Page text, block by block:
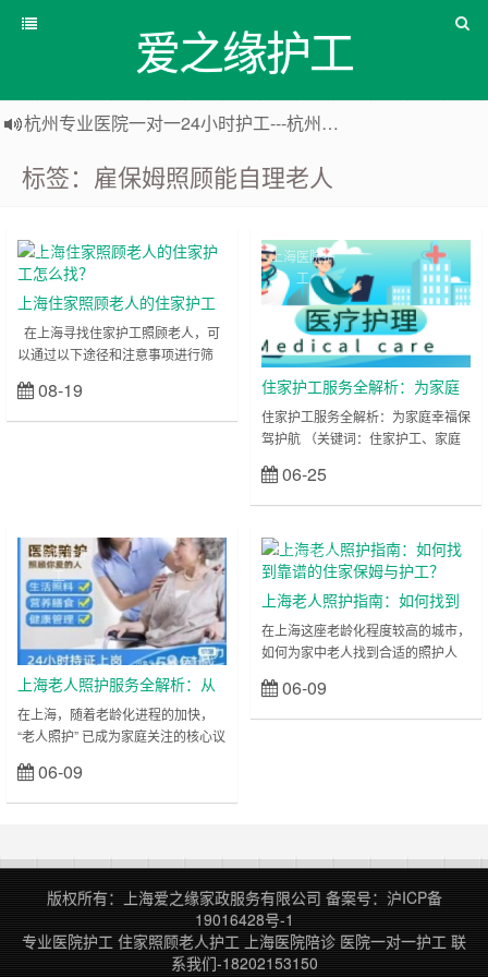
爱之缘护工
杭州专业医院一对一24小时护工---杭州爱之缘护工 18202153150
上海住家一对一护工---上海爱之缘护工 18202153150
标签：雇保姆照顾能自理老人
住家护工
上海住家照顾老人的住家护工
怎么找？
在上海寻找住家护工照顾老人，可
以通过以下途径和注意事项进行筛
的服务人员： 一、 寻找护工的渠道
1. 专业家政机构：选择正规、有资
查看护工简历、服务评价、资质证
书，并支持线上预约和支付。 3……
08-19
上海医院护
工
住家护工服务全解析：为家庭
幸福保驾护航
住家护工服务全解析：为家庭幸福保
驾护航 （关键词：住家护工、家庭
18202153150） 随着老龄化社会的
到来和家庭结构的转变，越来越多的
期护理需求。住家护工服务作为一项
专业化、人性化的解决方案，正成为
现代家庭不可或缺的“安心守护者”。
本文将深度解析住家护工的核心价
值、服务优势，并重点推荐上海地区
标杆品牌——上海爱之缘家政护工，
电……
06-25
上海医院护
工
上海老人照护服务全解析：从
需求匹配到专业选择
在上海，随着老龄化进程的加快，
“老人照护” 已成为家庭关注的核心议
“失能老人护工”，亦或是 “住家照顾
老人” 的需求，都需要专业、可靠的
类型、选择要点及优质品牌推荐。
一、多维场景下的老人照护需求分类
上海老人照护需求呈现显著的分层特
征，可按以下维度细分： 按老人自
理能力划分 自理老人：侧重生活
06-09
上海医院护
工
上海老人照护指南：如何找到
靠谱的住家保姆与护工？
在上海这座老龄化程度较高的城市，
如何为家中老人找到合适的照护人
“高龄老人医疗护理” 到 “独居老人陪
护”，从 “住家保姆” 到 “24 小时护
多元化照护场景 医院场景：住院
陪……
06-09
版权所有：上海爱之缘家政服务有限公司 备案号： 沪ICP备
19016428号-1
专业医院护工 住家照顾老人护工 上海医院陪诊 医院一对一护工 联
系我们-18202153150